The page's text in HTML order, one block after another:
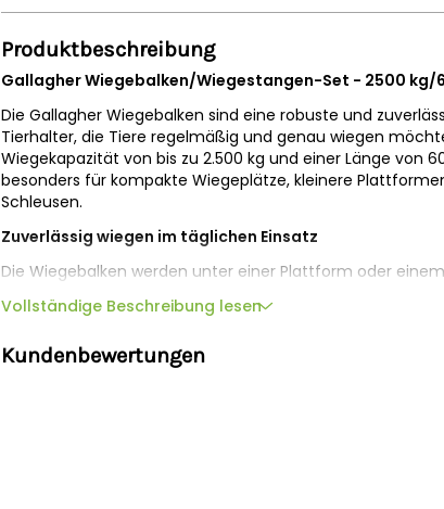
Produktbeschreibung
Gallagher Wiegebalken/Wiegestangen-Set - 2500 kg/
Die Gallagher Wiegebalken sind eine robuste und
Tierhalter, die Tiere regelmäßig und genau wiegen
Wiegekapazität von bis zu 2.500 kg und einer Länge von
besonders für kompakte Wiegeplätze, kleinere
Schleusen.
Zuverlässig wiegen im täglichen Einsatz
Die Wiegebalken werden unter einer Plattform oder
Ihrer Tiere besser verfolgen und Entscheidungen rund um
stützen.
Vollständige Beschreibung lesen
Kundenbewertungen